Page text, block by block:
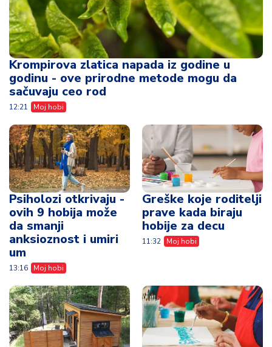
Krompirova zlatica napada iz godine u
godinu - ove prirodne metode mogu da
sačuvaju ceo rod
12:21 Moj hobi
Psiholozi otkrivaju -
ovih 9 hobija može
da smanji
anksioznost i umiri
um
13:16 Moj hobi
Greške koje roditelji
prave kada biraju
hobije za decu
11:32 Moj hobi